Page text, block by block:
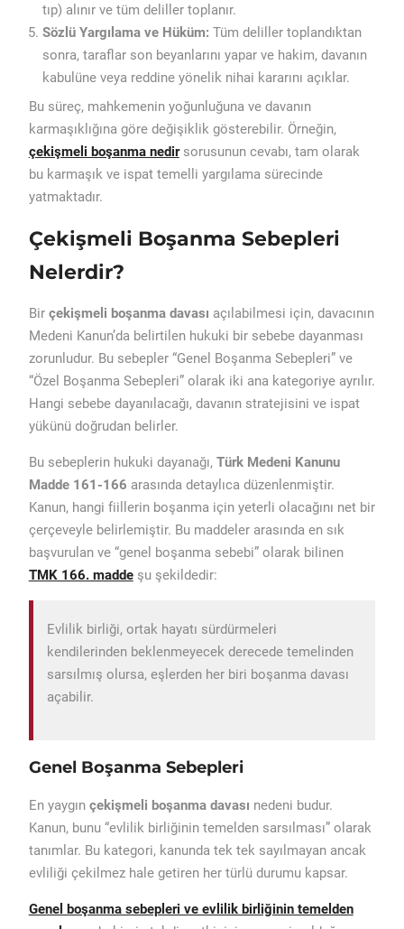
tıp) alınır ve tüm deliller toplanır.
Sözlü Yargılama ve Hüküm: Tüm deliller toplandıktan
sonra, taraflar son beyanlarını yapar ve hakim, davanın
kabulüne veya reddine yönelik nihai kararını açıklar.
Bu süreç, mahkemenin yoğunluğuna ve davanın
karmaşıklığına göre değişiklik gösterebilir. Örneğin,
çekişmeli boşanma nedirsorusunun cevabı, tam olarak
bu karmaşık ve ispat temelli yargılama sürecinde
yatmaktadır.
Çekişmeli Boşanma Sebepleri
Nelerdir?
Bir çekişmeli boşanma davası açılabilmesi için, davacının
Medeni Kanun’da belirtilen hukuki bir sebebe dayanması
zorunludur. Bu sebepler “Genel Boşanma Sebepleri” ve
“Özel Boşanma Sebepleri” olarak iki ana kategoriye ayrılır.
Hangi sebebe dayanılacağı, davanın stratejisini ve ispat
yükünü doğrudan belirler.
Bu sebeplerin hukuki dayanağı, Türk Medeni Kanunu
Madde 161-166 arasında detaylıca düzenlenmiştir.
Kanun, hangi fiillerin boşanma için yeterli olacağını net bir
çerçeveyle belirlemiştir. Bu maddeler arasında en sık
başvurulan ve “genel boşanma sebebi” olarak bilinen
TMK 166. maddeşu şekildedir:
Evlilik birliği, ortak hayatı sürdürmeleri
kendilerinden beklenmeyecek derecede temelinden
sarsılmış olursa, eşlerden her biri boşanma davası
açabilir.
Genel Boşanma Sebepleri
En yaygın çekişmeli boşanma davası nedeni budur.
Kanun, bunu “evlilik birliğinin temelden sarsılması” olarak
tanımlar. Bu kategori, kanunda tek tek sayılmayan ancak
evliliği çekilmez hale getiren her türlü durumu kapsar.
Genel boşanma sebepleri ve evlilik birliğinin temelden